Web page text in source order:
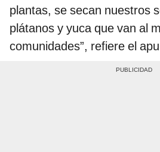
plantas, se secan nuestros
plátanos y yuca que van al
comunidades”, refiere el